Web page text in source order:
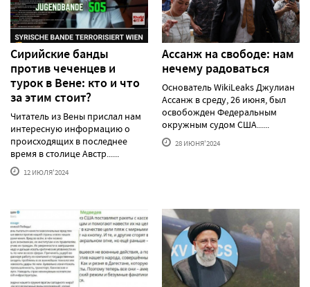
Сирийские банды
против чеченцев и
турок в Вене: кто и что
за этим стоит?
Читатель из Вены прислал нам
интересную информацию о
происходящих в последнее
время в столице Австр......
12 ИЮЛЯ'2024
Ассанж на свободе: нам
нечему радоваться
Основатель WikiLeaks Джулиан
Ассанж в среду, 26 июня, был
освобожден Федеральным
окружным судом США......
28 ИЮНЯ'2024